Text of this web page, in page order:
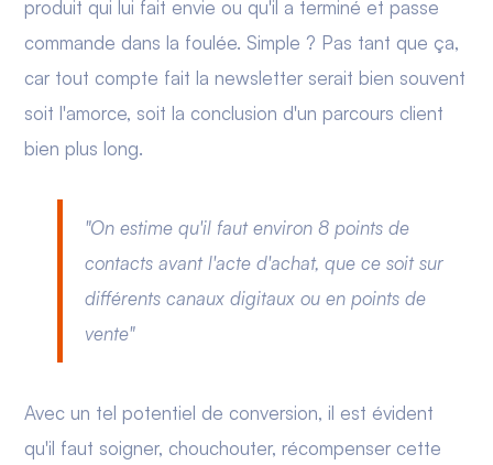
produit qui lui fait envie ou qu'il a terminé et passe
commande dans la foulée. Simple ? Pas tant que ça,
car tout compte fait la newsletter serait bien souvent
soit l'amorce, soit la conclusion d'un parcours client
bien plus long.
"On estime qu'il faut environ 8 points de
contacts avant l'acte d'achat, que ce soit sur
différents canaux digitaux ou en points de
vente"
Avec un tel potentiel de conversion, il est évident
qu'il faut soigner, chouchouter, récompenser cette